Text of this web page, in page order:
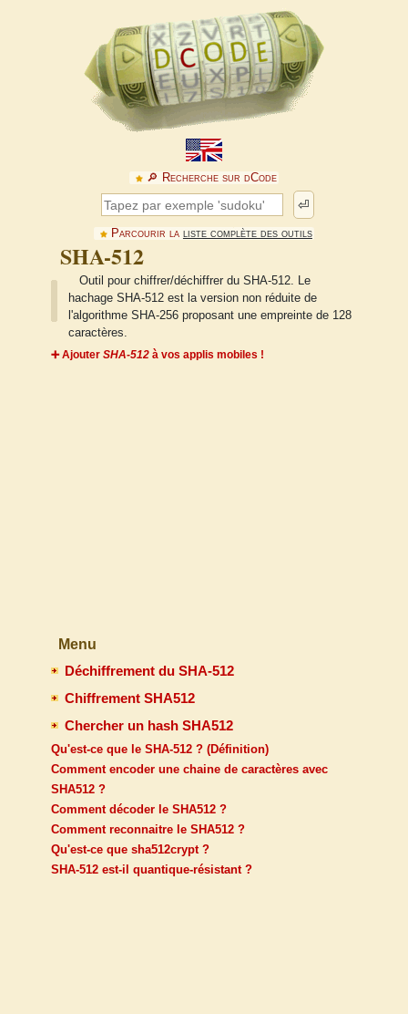
🔎︎ Recherche sur dCode
⏎
Parcourir la liste complète des outils
SHA-512
Outil pour chiffrer/déchiffrer du SHA-512. Le
hachage SHA-512 est la version non réduite de
l'algorithme SHA-256 proposant une empreinte de 128
caractères.
➕ Ajouter SHA-512 à vos applis mobiles !
Menu
Déchiffrement du SHA-512
Chiffrement SHA512
Chercher un hash SHA512
Qu'est-ce que le SHA-512 ? (Définition)
Comment encoder une chaine de caractères avec
SHA512 ?
Comment décoder le SHA512 ?
Comment reconnaitre le SHA512 ?
Qu'est-ce que sha512crypt ?
SHA-512 est-il quantique-résistant ?